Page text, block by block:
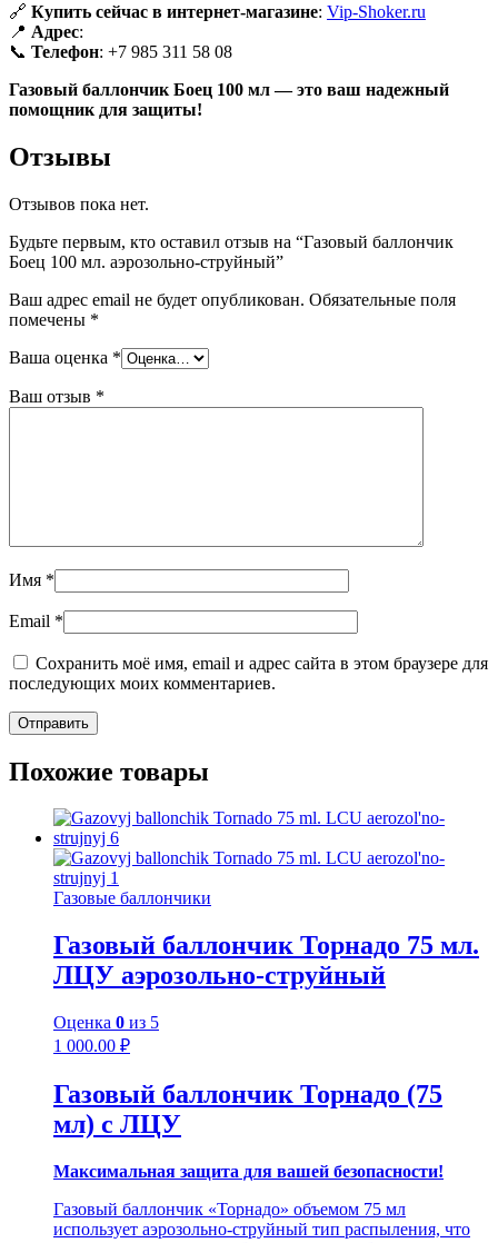
🔗 Купить сейчас в интернет-магазине: Vip-Shoker.ru
📍 Адрес:
📞 Телефон: +7 985 311 58 08
Газовый баллончик Боец 100 мл — это ваш надежный
помощник для защиты!
Отзывы
Отзывов пока нет.
Будьте первым, кто оставил отзыв на “Газовый баллончик
Боец 100 мл. аэрозольно-струйный”
Ваш адрес email не будет опубликован. Обязательные поля
помечены *
Ваша оценка *
Ваш отзыв *
Имя *
Email *
Сохранить моё имя, email и адрес сайта в этом браузере для
последующих моих комментариев.
Похожие товары
Газовые баллончики
Газовый баллончик Торнадо 75 мл.
ЛЦУ аэрозольно-струйный
Оценка 0 из 5
1 000.00 ₽
Газовый баллончик Торнадо (75
мл) с ЛЦУ
Максимальная защита для вашей безопасности!
Газовый баллончик «Торнадо» объемом 75 мл
использует аэрозольно-струйный тип распыления, что